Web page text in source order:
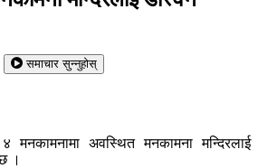
समाचार सुन्नुहोस्
मनकामनामा अवस्थित मनकामना मन्दिरलाई
।